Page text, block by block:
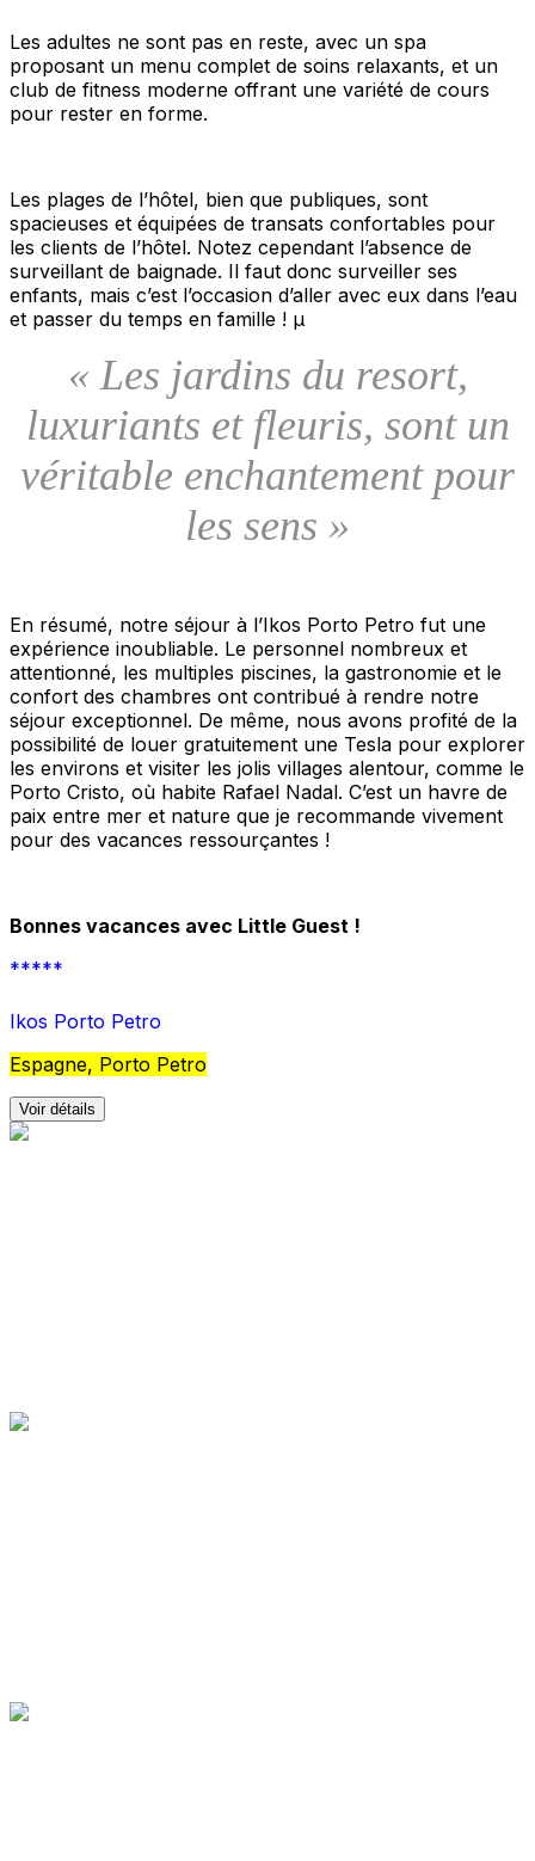
Les adultes ne sont pas en reste, avec un spa
proposant un menu complet de soins relaxants, et un
club de fitness moderne offrant une variété de cours
pour rester en forme.
Les plages de l’hôtel, bien que publiques, sont
spacieuses et équipées de transats confortables pour
les clients de l’hôtel. Notez cependant l’absence de
surveillant de baignade. Il faut donc surveiller ses
enfants, mais c’est l’occasion d’aller avec eux dans l’eau
et passer du temps en famille ! µ
« Les jardins du resort,
luxuriants et fleuris, sont un
véritable enchantement pour
les sens »
En résumé, notre séjour à l’Ikos Porto Petro fut une
expérience inoubliable. Le personnel nombreux et
attentionné, les multiples piscines, la gastronomie et le
confort des chambres ont contribué à rendre notre
séjour exceptionnel. De même, nous avons profité de la
possibilité de louer gratuitement une Tesla pour explorer
les environs et visiter les jolis villages alentour, comme le
Porto Cristo, où habite Rafael Nadal. C’est un havre de
paix entre mer et nature que je recommande vivement
pour des vacances ressourçantes !
Bonnes vacances avec Little Guest !
*****
Ikos Porto Petro
Espagne, Porto Petro
Voir détails